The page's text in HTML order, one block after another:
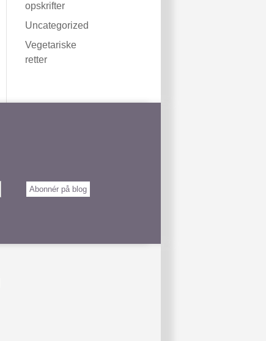
opskrifter
Uncategorized
Vegetariske
retter
Abonnér på blog